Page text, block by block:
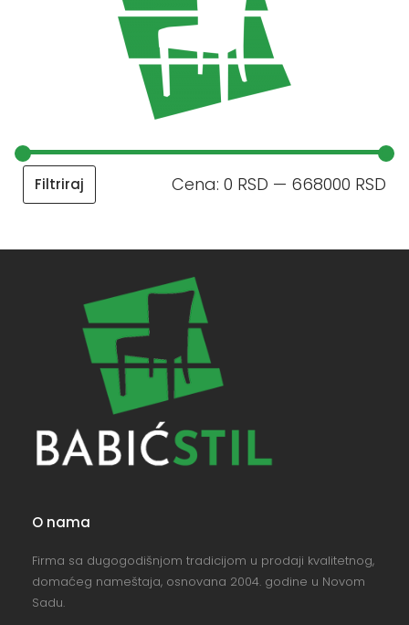
Filtriraj Cena: 0 RSD — 668000 RSD
O nama
Firma sa dugogodišnjom tradicijom u prodaji kvalitetnog,
domaćeg nameštaja, osnovana 2004. godine u Novom
Sadu.